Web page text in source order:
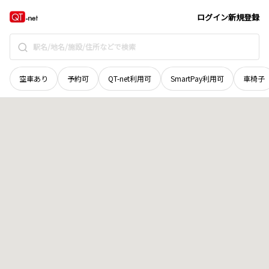
ログイン新規登録
空車あり 予約可 QT-net利用可 SmartPay利用可 車椅子
香川県